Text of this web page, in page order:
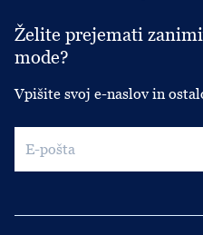
Želite prejemati
mode?
Vpišite svoj e-naslov in